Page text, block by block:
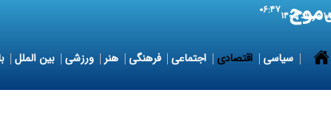
۰۶:۴۷
سیاسی اقتصادی اجتماعی فرهنگی هنر ورزشی بین الملل